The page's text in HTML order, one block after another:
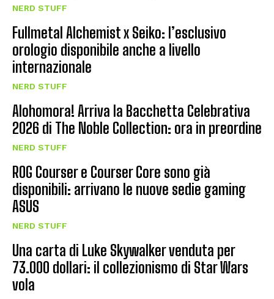
NERD STUFF
Fullmetal Alchemist x Seiko: l’esclusivo
orologio disponibile anche a livello
internazionale
NERD STUFF
Alohomora! Arriva la Bacchetta Celebrativa
2026 di The Noble Collection: ora in preordine
NERD STUFF
ROG Courser e Courser Core sono già
disponibili: arrivano le nuove sedie gaming
ASUS
NERD STUFF
Una carta di Luke Skywalker venduta per
73.000 dollari: il collezionismo di Star Wars
vola